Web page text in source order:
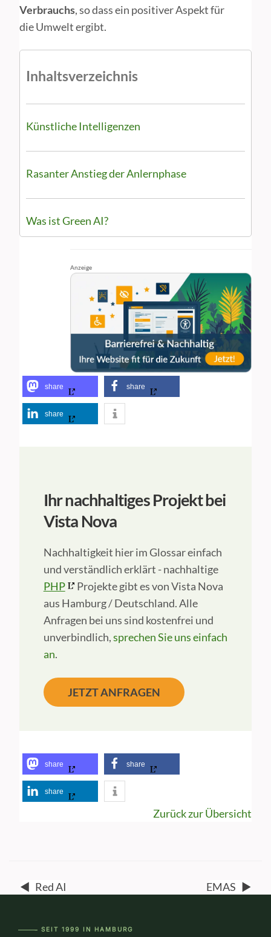
Verbrauchs, so dass ein positiver Aspekt für
die Umwelt ergibt.
Inhaltsverzeichnis
Künstliche Intelligenzen
Rasanter Anstieg der Anlernphase
Was ist Green AI?
Anzeige
share share
share
Ihr nachhaltiges Projekt bei
Vista Nova
Nachhaltigkeit hier im Glossar einfach
und verständlich erklärt - nachhaltige
PHP
Projekte gibt es von Vista Nova
aus Hamburg / Deutschland. Alle
Anfragen bei uns sind kostenfrei und
unverbindlich,sprechen Sie uns einfach
an.
JETZT ANFRAGEN
share share
share
Zurück zur Übersicht
◀ Red AI EMAS ▶
―――-- SEIT 1999 IN HAMBURG